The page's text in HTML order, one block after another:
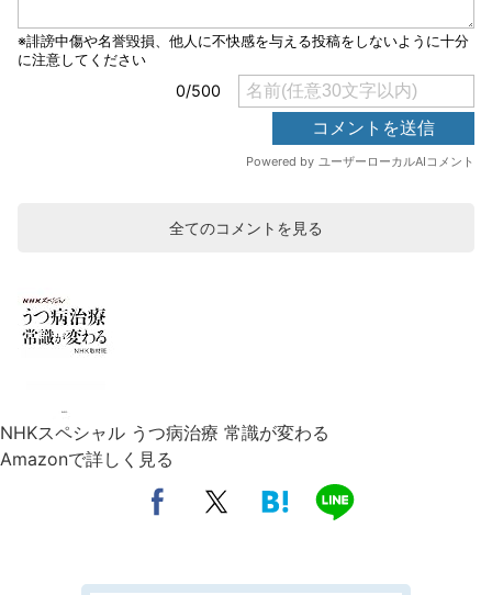
全てのコメントを見る
NHKスペシャル うつ病治療 常識が変わる
Amazonで詳しく見る